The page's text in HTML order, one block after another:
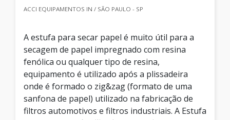
ACCI EQUIPAMENTOS IN / SÃO PAULO - SP
A estufa para secar papel é muito útil para a
secagem de papel impregnado com resina
fenólica ou qualquer tipo de resina,
equipamento é utilizado após a plissadeira
onde é formado o zig&zag (formato de uma
sanfona de papel) utilizado na fabricação de
filtros automotivos e filtros industriais. A Estufa